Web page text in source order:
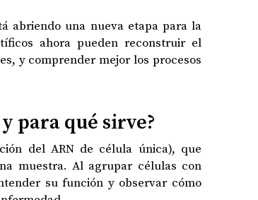
abriendo una nueva etapa para la
ahora pueden reconstruir el
y comprender mejor los procesos
para qué sirve?
del ARN de célula única), que
muestra. Al agrupar células con
su función y observar cómo